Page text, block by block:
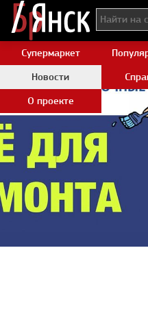
Супермаркет
Новости
О проекте